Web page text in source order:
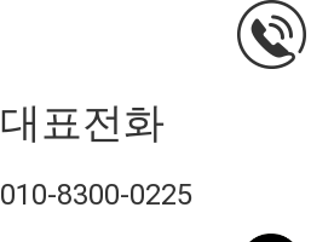
대표전화
010-8300-0225